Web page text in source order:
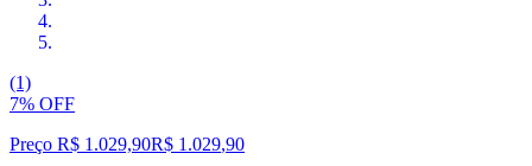
(1)
7% OFF
Preço R$ 1.029,90R$ 1.029,90